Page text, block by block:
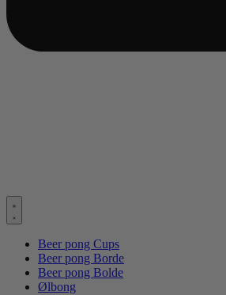
Beer pong Cups
Beer pong Borde
Beer pong Bolde
Ølbong